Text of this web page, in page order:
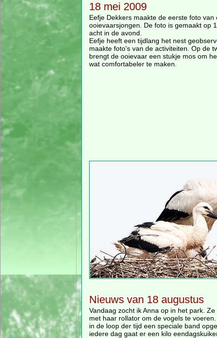
18 mei 2009
Eefje Dekkers maakte de eerste foto van
ooievaarsjongen. De foto is gemaakt op
acht in de avond.
Eefje heeft een tijdlang het nest
maakte foto's van de activiteiten. Op de
brengt de ooievaar een stukje mos om
wat comfortabeler te maken.
Nieuws van 18 augustus
Vandaag zocht ik Anna op in het park.
met haar rollator om de vogels te
in de loop der tijd een speciale band
iedere dag gaat er een kilo